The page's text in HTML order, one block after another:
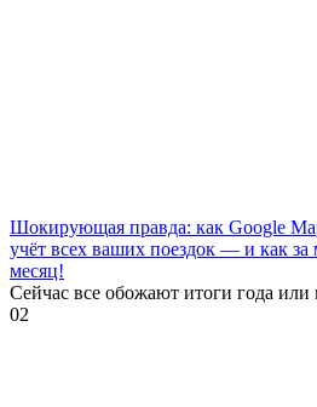
Шокирующая правда: как Google
учёт всех ваших поездок — и как за
месяц!
Сейчас все обожают итоги года
02